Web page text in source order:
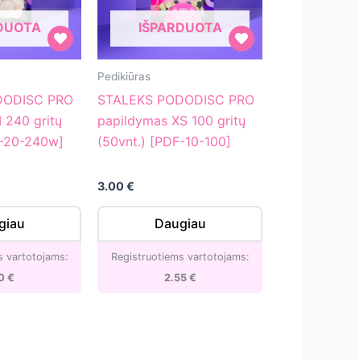
PRO
240 gritų
20-240w]
vartotojams:
€
STALEKS
papildymas
XS
gritų
[PDF-
10-
IŠPARDUOTA
Pedikiūras
STALEKS PODODISC PRO
papildymas XS 100 gritų
(50vnt.) [PDF-10-100]
3.00€
Daugiau
Registruotiems vartotojams:
2.55 €